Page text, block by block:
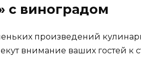
с виноградом
произведений
внимание ваших гостей к